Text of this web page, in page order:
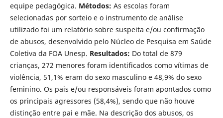
equipe pedagógica. Métodos: As escolas foram
selecionadas por sorteio e o instrumento de análise
utilizado foi um relatório sobre suspeita e/ou confirmação
de abusos, desenvolvido pelo Núcleo de Pesquisa em Saúde
Coletiva da FOA Unesp. Resultados: Do total de 879
crianças, 272 menores foram identificados como vítimas de
violência, 51,1% eram do sexo masculino e 48,9% do sexo
feminino. Os pais e/ou responsáveis foram apontados como
os principais agressores (58,4%), sendo que não houve
distinção entre pai e mãe. Na descrição dos abusos, os